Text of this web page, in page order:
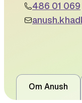
486 01 069
Om Anush